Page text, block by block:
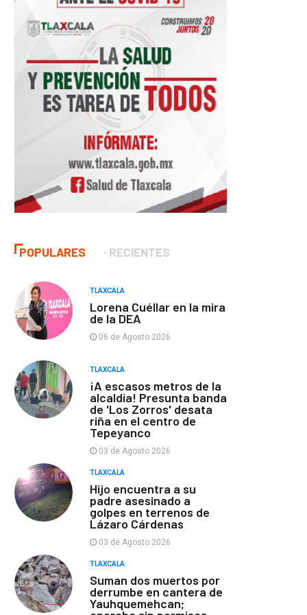
POPULARES RECIENTES
TLAXCALA
Lorena Cuéllar en la mira
de la DEA
06 de Agosto 2026
TLAXCALA
¡A escasos metros de la
alcaldía! Presunta banda
de 'Los Zorros' desata
riña en el centro de
Tepeyanco
03 de Agosto 2026
TLAXCALA
Hijo encuentra a su
padre asesinado a
golpes en terrenos de
Lázaro Cárdenas
03 de Agosto 2026
TLAXCALA
Suman dos muertos por
derrumbe en cantera de
Yauhquemehcan;